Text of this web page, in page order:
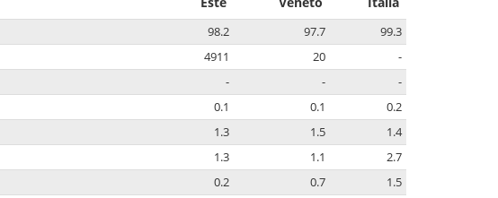
98.2 97.7
99.3
4911 20
-
- -
-
0.1 0.1
0.2
1.3 1.5
1.4
1.3 1.1
2.7
0.2 0.7
1.5